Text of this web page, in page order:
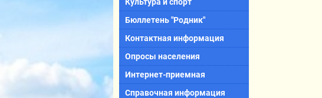
Бюллетень "Родник"
Контактная информация
Опросы населения
Интернет-приемная
Справочная информация